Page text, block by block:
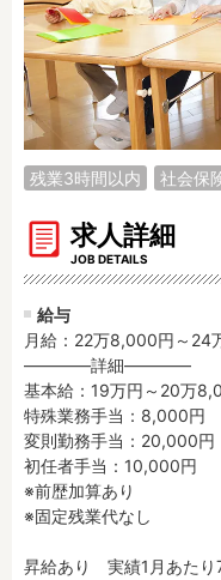
残業3時間以内 社会保
求人詳細
JOB DETAILS
給与
月給：22万8,000円～24
――――詳細――――
基本給：19万円～20万
特殊業務手当：8,000円
変則勤務手当：20,000円
初任者手当：10,000円
※前歴加算あり
※固定残業代なし
昇給あり　実績1月あた
放課後児童支援員
栄養士
調理補助
保育事務
施設形態
公立保育園
認定こども園
病院内保育所
学童保育施設
子育て支援センター
放課後等デイサービ
ス
その他施設
特徴